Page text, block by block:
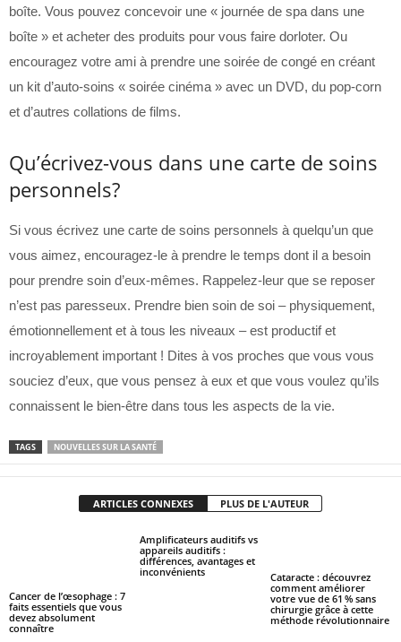
boîte. Vous pouvez concevoir une « journée de spa dans une
boîte » et acheter des produits pour vous faire dorloter. Ou
encouragez votre ami à prendre une soirée de congé en créant
un kit d’auto-soins « soirée cinéma » avec un DVD, du pop-corn
et d’autres collations de films.
Qu’écrivez-vous dans une carte de soins
personnels?
Si vous écrivez une carte de soins personnels à quelqu’un que
vous aimez, encouragez-le à prendre le temps dont il a besoin
pour prendre soin d’eux-mêmes. Rappelez-leur que se reposer
n’est pas paresseux. Prendre bien soin de soi – physiquement,
émotionnellement et à tous les niveaux – est productif et
incroyablement important ! Dites à vos proches que vous vous
souciez d’eux, que vous pensez à eux et que vous voulez qu’ils
connaissent le bien-être dans tous les aspects de la vie.
TAGS NOUVELLES SUR LA SANTÉ
ARTICLES CONNEXES PLUS DE L'AUTEUR
Cancer de l’œsophage : 7
faits essentiels que vous
devez absolument
connaître
Amplificateurs auditifs vs
appareils auditifs :
différences, avantages et
inconvénients
Cataracte : découvrez
comment améliorer
votre vue de 61 % sans
chirurgie grâce à cette
méthode révolutionnaire